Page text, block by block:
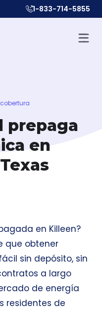
1-833-714-5855
prepaga
en
en Killeen?
que obtener
sin depósito, sin
a largo
de energía
residentes de